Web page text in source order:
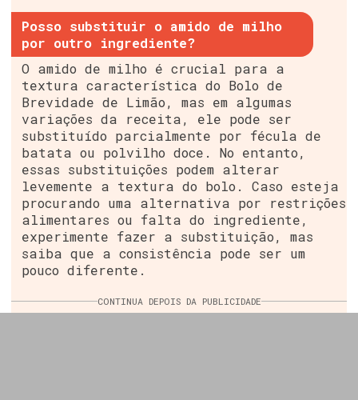
Posso substituir o amido de milho
por outro ingrediente?
O amido de milho é crucial para a
textura característica do Bolo de
Brevidade de Limão, mas em algumas
variações da receita, ele pode ser
substituído parcialmente por fécula de
batata ou polvilho doce. No entanto,
essas substituições podem alterar
levemente a textura do bolo. Caso esteja
procurando uma alternativa por restrições
alimentares ou falta do ingrediente,
experimente fazer a substituição, mas
saiba que a consistência pode ser um
pouco diferente.
CONTINUA DEPOIS DA PUBLICIDADE